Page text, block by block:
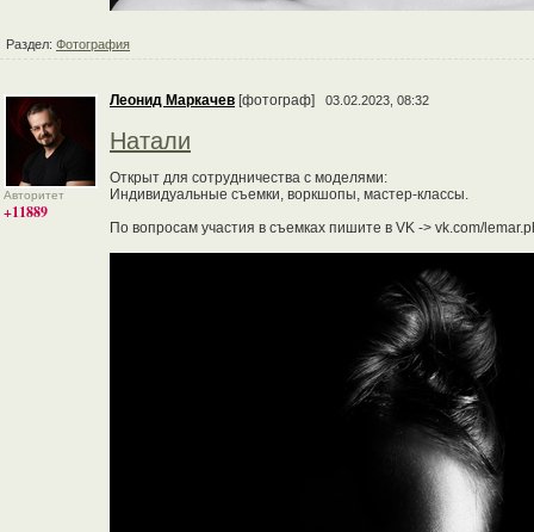
Раздел: Фотография
Авторитет
+11889
Леонид Маркачев [фотограф] 03.02.2023, 08:32
Натали
Открыт для сотрудничества с моделями:
Индивидуальные съемки, воркшопы, мастер-классы.
По вопросам участия в съемках пишите в VK -> vk.com/